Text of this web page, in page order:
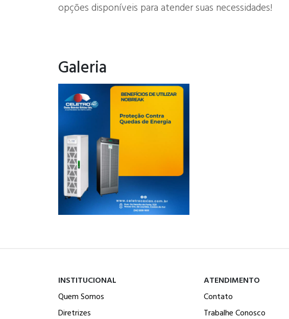
opções disponíveis para atender suas necessidades!
Galeria
INSTITUCIONAL
Quem Somos
Diretrizes
ATENDIMENTO
Contato
Trabalhe Conosco